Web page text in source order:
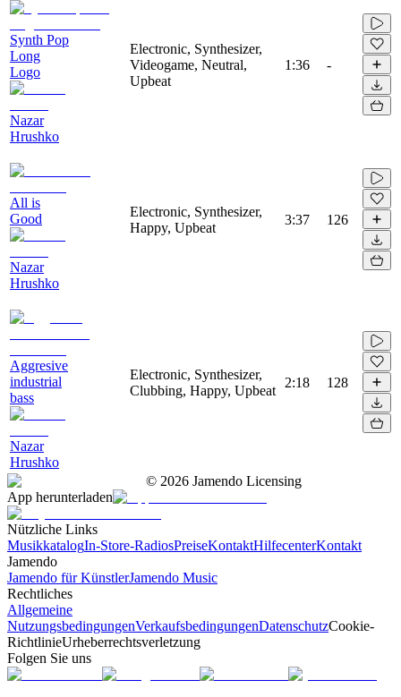
Synth Pop
Long
Logo
Nazar
Hrushko
Electronic, Synthesizer,
Videogame, Neutral,
Upbeat
1:36 -
All is
Good
Nazar
Hrushko
Electronic, Synthesizer,
Happy, Upbeat
3:37 126
Aggresive
industrial
bass
Nazar
Hrushko
Electronic, Synthesizer,
Clubbing, Happy, Upbeat
2:18 128
© 2026 Jamendo Licensing
App herunterladen
Nützliche Links
MusikkatalogIn-Store-RadiosPreiseKontaktHilfecenterKontakt
Jamendo
Jamendo für KünstlerJamendo Music
Rechtliches
Allgemeine
NutzungsbedingungenVerkaufsbedingungenDatenschutzCookie-
RichtlinieUrheberrechtsverletzung
Folgen Sie uns